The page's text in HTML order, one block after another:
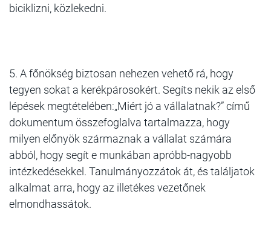
biciklizni, közlekedni.
5. A főnökség biztosan nehezen vehető rá, hogy
tegyen sokat a kerékpárosokért. Segíts nekik az első
lépések megtételében:„Miért jó a vállalatnak?” című
dokumentum összefoglalva tartalmazza, hogy
milyen előnyök származnak a vállalat számára
abból, hogy segít e munkában apróbb-nagyobb
intézkedésekkel. Tanulmányozzátok át, és találjatok
alkalmat arra, hogy az illetékes vezetőnek
elmondhassátok.